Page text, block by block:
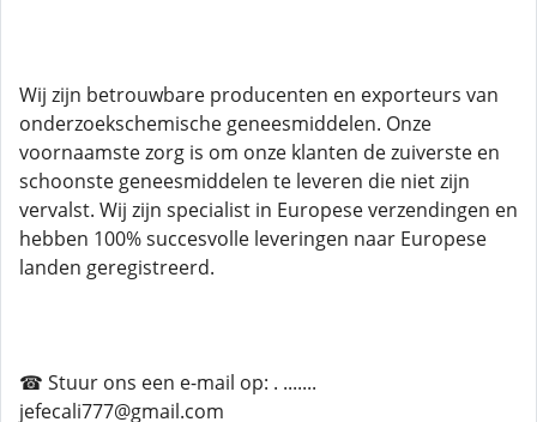
Wij zijn betrouwbare producenten en exporteurs van
onderzoekschemische geneesmiddelen. Onze
voornaamste zorg is om onze klanten de zuiverste en
schoonste geneesmiddelen te leveren die niet zijn
vervalst. Wij zijn specialist in Europese verzendingen en
hebben 100% succesvolle leveringen naar Europese
landen geregistreerd.
☎ Stuur ons een e-mail op: . .......
jefecali777@gmail.com